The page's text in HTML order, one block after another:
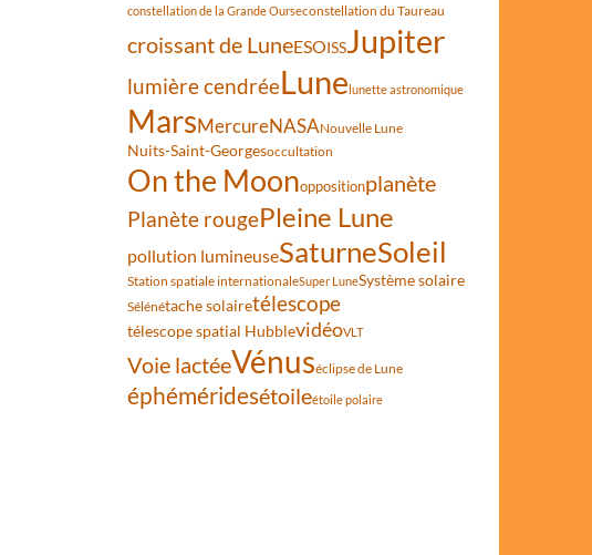
constellation de la Grande Ourseconstellation du Taureau
croissant de LuneESOISSJupiter
lumière cendréeLunelunette astronomique
MarsMercureNASANouvelle Lune
Nuits-Saint-Georgesoccultation
On the Moonoppositionplanète
Planète rougePleine Lune
pollution lumineuseSaturneSoleil
Station spatiale internationaleSuper LuneSystème solaire
Sélénétache solairetélescope
télescope spatial HubblevidéoVLT
Voie lactéeVénuséclipse de Lune
éphéméridesétoileétoile polaire